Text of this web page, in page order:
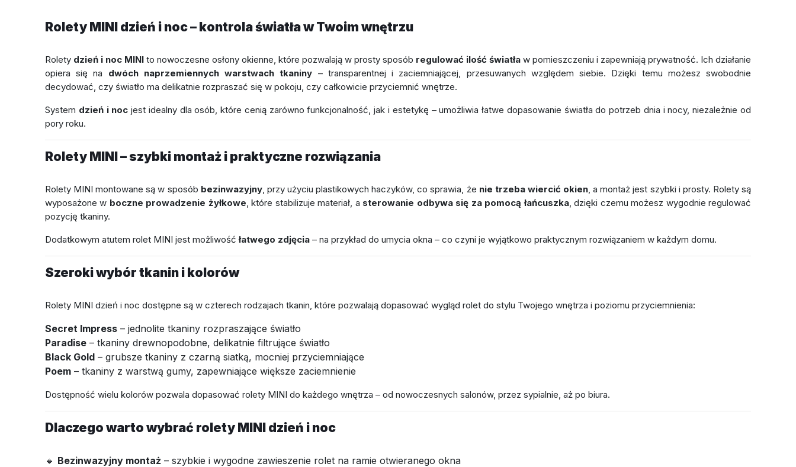
Rolety MINI dzień i noc – kontrola światła w Twoim wnętrzu
Rolety dzień i noc MINI to nowoczesne osłony okienne, które pozwalają w prosty sposób regulować ilość światła w pomieszczeniu i zapewniają prywatność. Ich działanie
opiera się na dwóch naprzemiennych warstwach tkaniny – transparentnej i zaciemniającej, przesuwanych względem siebie. Dzięki temu możesz swobodnie
decydować, czy światło ma delikatnie rozpraszać się w pokoju, czy całkowicie przyciemnić wnętrze.
System dzień i noc jest idealny dla osób, które cenią zarówno funkcjonalność, jak i estetykę – umożliwia łatwe dopasowanie światła do potrzeb dnia i nocy, niezależnie od
pory roku.
Rolety MINI – szybki montaż i praktyczne rozwiązania
Rolety MINI montowane są w sposób bezinwazyjny, przy użyciu plastikowych haczyków, co sprawia, że nie trzeba wiercić okien, a montaż jest szybki i prosty. Rolety są
wyposażone w boczne prowadzenie żyłkowe, które stabilizuje materiał, a sterowanie odbywa się za pomocą łańcuszka, dzięki czemu możesz wygodnie regulować
pozycję tkaniny.
Dodatkowym atutem rolet MINI jest możliwośćłatwego zdjęcia – na przykład do umycia okna – co czyni je wyjątkowo praktycznym rozwiązaniem w każdym domu.
Szeroki wybór tkanin i kolorów
Rolety MINI dzień i noc dostępne są w czterech rodzajach tkanin, które pozwalają dopasować wygląd rolet do stylu Twojego wnętrza i poziomu przyciemnienia:
Secret Impress – jednolite tkaniny rozpraszające światło
Paradise – tkaniny drewnopodobne, delikatnie filtrujące światło
Black Gold – grubsze tkaniny z czarną siatką, mocniej przyciemniające
Poem – tkaniny z warstwą gumy, zapewniające większe zaciemnienie
Dostępność wielu kolorów pozwala dopasować rolety MINI do każdego wnętrza – od nowoczesnych salonów, przez sypialnie, aż po biura.
Dlaczego warto wybrać rolety MINI dzień i noc
🔸 Bezinwazyjny montaż – szybkie i wygodne zawieszenie rolet na ramie otwieranego okna